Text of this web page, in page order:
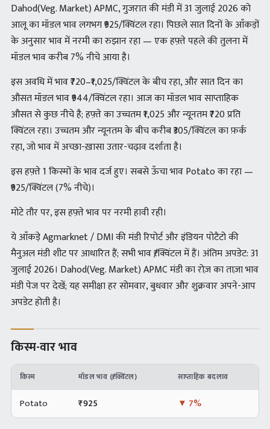
Dahod(Veg. Market) APMC, गुजरात की मंडी में 31 जुलाई 2026 को
आलू का मॉडल भाव लगभग ₹925/क्विंटल रहा। पिछले सात दिनों के आँकड़ों
के अनुसार भाव में नरमी का रुझान रहा — एक हफ़्ते पहले की तुलना में
मॉडल भाव करीब 7% नीचे आया है।
इस अवधि में भाव ₹720–₹1,025/क्विंटल के बीच रहा, और सात दिन का
औसत मॉडल भाव ₹944/क्विंटल रहा। आज का मॉडल भाव साप्ताहिक
औसत से कुछ नीचे है; हफ़्ते का उच्चतम ₹1,025 और न्यूनतम ₹720 प्रति
क्विंटल रहा। उच्चतम और न्यूनतम के बीच करीब ₹305/क्विंटल का फ़र्क
रहा, जो भाव में अच्छा-ख़ासा उतार-चढ़ाव दर्शाता है।
इस हफ़्ते 1 किस्मों के भाव दर्ज हुए। सबसे ऊँचा भाव Potato का रहा —
₹925/क्विंटल (7% नीचे)।
मोटे तौर पर, इस हफ़्ते भाव पर नरमी हावी रही।
ये आँकड़े Agmarknet / DMI की मंडी रिपोर्ट और इंडियन पोटैटो की
मैनुअल मंडी शीट पर आधारित हैं; सभी भाव ₹/क्विंटल में हैं। अंतिम अपडेट: 31
जुलाई 2026। Dahod(Veg. Market) APMC मंडी का रोज़ का ताज़ा भाव
मंडी पेज पर देखें; यह समीक्षा हर सोमवार, बुधवार और शुक्रवार अपने-आप
अपडेट होती है।
किस्म-वार भाव
किस्म मॉडल भाव (₹/क्विंटल) साप्ताहिक बदलाव
Potato ₹925 ▼ 7%